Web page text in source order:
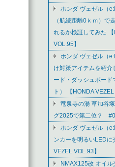
ホンダ ヴェゼル（
（航続距離0ｋｍ）で
れるか検証してみた 【
VOL.95】
ホンダ ヴェゼル（
け対策アイテムを紹介
ード・ダッシュボード
ト） 【HONDA VEZEL
竜泉寺の湯 草加谷
グ2025で第二位？
ホンダ ヴェゼル（
ンカーを明るいLEDに
VEZEL VOL.93】
NMAX125改 オイル